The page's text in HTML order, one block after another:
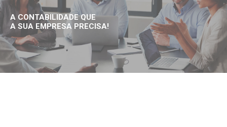
A CONTABILIDADE QUE
A SUA EMPRESA PRECISA!